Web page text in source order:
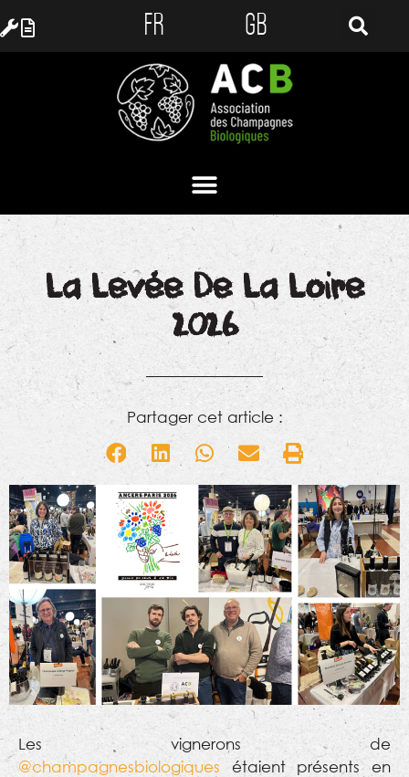
FR GB
La Levée De La Loire
2026
Partager cet article :
Les vignerons de
@champagnesbiologiques étaient présents en